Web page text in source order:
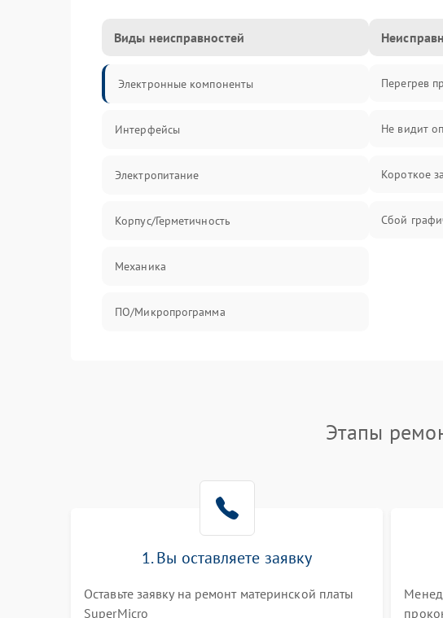
Виды неисправностей
Электронные компоненты
Интерфейсы
Электропитание
Корпус/Герметичность
Механика
ПО/Микропрограмма
Перегрев
Не видит
Короткое
Сбой
Этапы
1. Вы оставляете заявку
Оставьте заявку на ремонт материнской платы
SuperMicro